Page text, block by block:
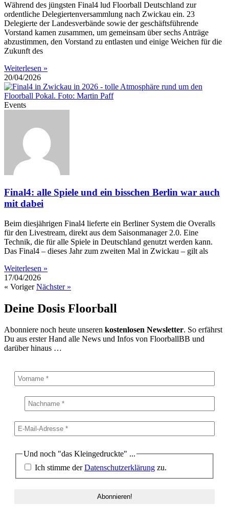
Während des jüngsten Final4 lud Floorball Deutschland zur
ordentliche Delegiertenversammlung nach Zwickau ein. 23
Delegierte der Landesverbände sowie der geschäftsführende
Vorstand kamen zusammen, um gemeinsam über sechs Anträge
abzustimmen, den Vorstand zu entlasten und einige Weichen für die
Zukunft des
Weiterlesen »
20/04/2026
Events
Final4: alle Spiele und ein bisschen Berlin war auch
mit dabei
Beim diesjährigen Final4 lieferte ein Berliner System die Overalls
für den Livestream, direkt aus dem Saisonmanager 2.0. Eine
Technik, die für alle Spiele in Deutschland genutzt werden kann.
Das Final4 – dieses Jahr zum zweiten Mal in Zwickau – gilt als
Weiterlesen »
17/04/2026
« Voriger Nächster »
Deine Dosis Floorball
Abonniere noch heute unseren kostenlosen Newsletter. So erfährst
Du aus erster Hand alle News und Infos von FloorballBB und
darüber hinaus …
Und noch "das Kleingedruckte" ...
Ich stimme derDatenschutzerklärung zu.